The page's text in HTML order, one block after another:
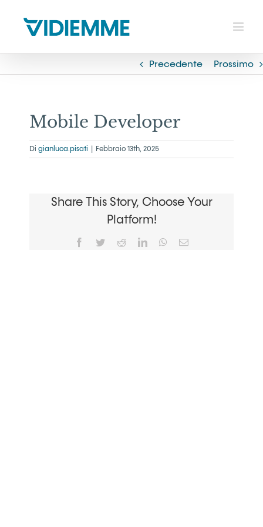
contenuto
Precedente Prossimo
Mobile Developer
Di gianluca.pisati Febbraio 13th, 2025
Share This Story, Choose Your
Platform!
Facebook
TwitterRedditLinkedInWhatsApp
Email